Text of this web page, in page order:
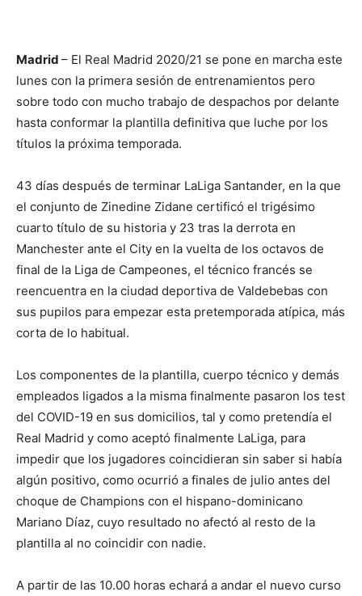
Madrid – El Real Madrid 2020/21 se pone en marcha este
lunes con la primera sesión de entrenamientos pero
sobre todo con mucho trabajo de despachos por delante
hasta conformar la plantilla definitiva que luche por los
títulos la próxima temporada.
43 días después de terminar LaLiga Santander, en la que
el conjunto de Zinedine Zidane certificó el trigésimo
cuarto título de su historia y 23 tras la derrota en
Manchester ante el City en la vuelta de los octavos de
final de la Liga de Campeones, el técnico francés se
reencuentra en la ciudad deportiva de Valdebebas con
sus pupilos para empezar esta pretemporada atípica, más
corta de lo habitual.
Los componentes de la plantilla, cuerpo técnico y demás
empleados ligados a la misma finalmente pasaron los test
del COVID-19 en sus domicilios, tal y como pretendía el
Real Madrid y como aceptó finalmente LaLiga, para
impedir que los jugadores coincidieran sin saber si había
algún positivo, como ocurrió a finales de julio antes del
choque de Champions con el hispano-dominicano
Mariano Díaz, cuyo resultado no afectó al resto de la
plantilla al no coincidir con nadie.
A partir de las 10.00 horas echará a andar el nuevo curso